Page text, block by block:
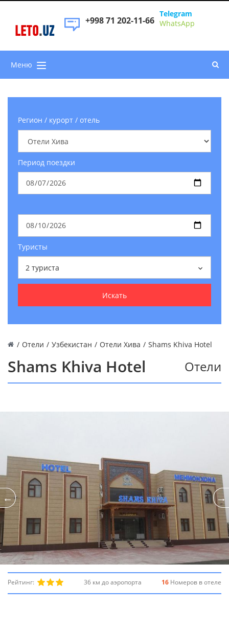
LETO.UZ
+998 71 202-11-66
Telegram
WhatsApp
Меню
Регион / курорт / отель
Период поездки
Туристы
2 туриста
Искать
/ Отели / Узбекистан / Отели Хива / Shams Khiva Hotel
Shams Khiva Hotel Отели
Рейтинг: 36 км до аэропорта 16 Номеров в отеле